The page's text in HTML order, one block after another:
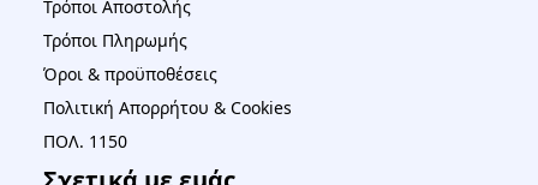
Τρόποι Αποστολής
Τρόποι Πληρωμής
Όροι & προϋποθέσεις
Πολιτική Απορρήτου & Cookies
ΠΟΛ. 1150